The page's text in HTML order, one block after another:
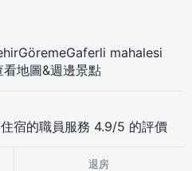
mahalesi
看地圖&週邊景點
宿的職員服務 4.9/5 的評價
退房